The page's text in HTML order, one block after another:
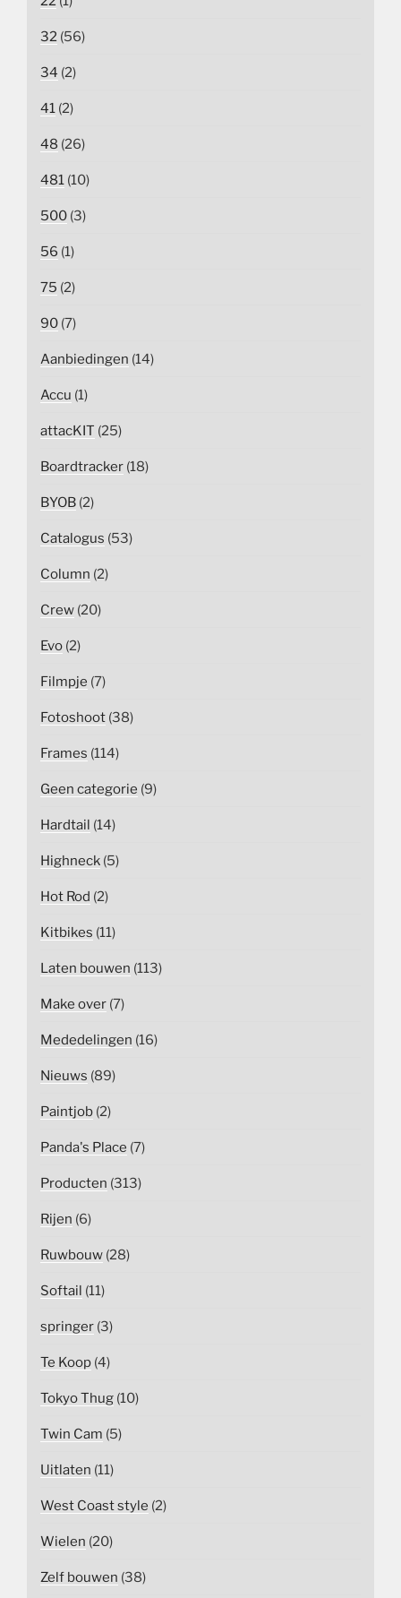
32 (56)
34 (2)
41 (2)
48 (26)
481 (10)
500 (3)
56 (1)
75 (2)
90 (7)
Aanbiedingen (14)
Accu (1)
attacKIT (25)
Boardtracker (18)
BYOB (2)
Catalogus (53)
Column (2)
Crew (20)
Evo (2)
Filmpje (7)
Fotoshoot (38)
Frames (114)
Geen categorie (9)
Hardtail (14)
Highneck (5)
Hot Rod (2)
Kitbikes (11)
Laten bouwen (113)
Make over (7)
Mededelingen (16)
Nieuws (89)
Paintjob (2)
Panda's Place (7)
Producten (313)
Rijen (6)
Ruwbouw (28)
Softail (11)
springer (3)
Te Koop (4)
Tokyo Thug (10)
Twin Cam (5)
Uitlaten (11)
West Coast style (2)
Wielen (20)
Zelf bouwen (38)